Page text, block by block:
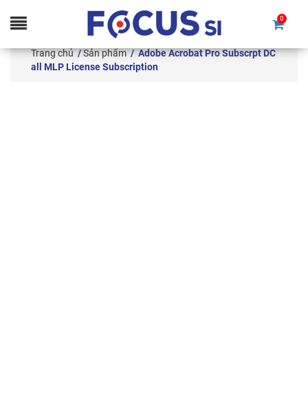
to
content
0
Trang chủ/Sản phẩm/ Adobe Acrobat Pro Subscrpt DC
all MLP License Subscription